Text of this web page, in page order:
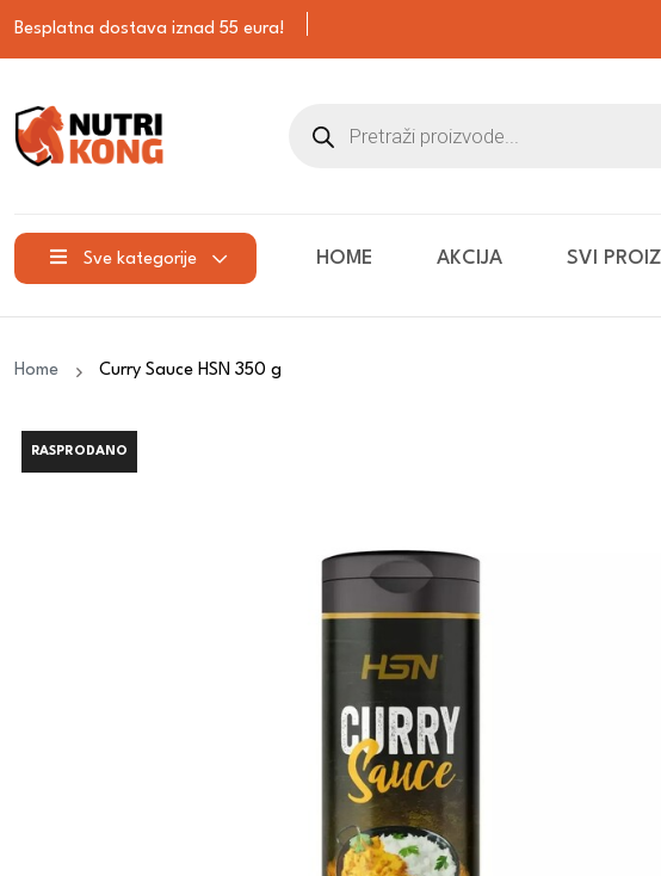
Besplatna dostava iznad 55 eura!
Sve kategorije HOME AKCIJA SVI
Home Curry Sauce HSN 350 g
RASPRODANO